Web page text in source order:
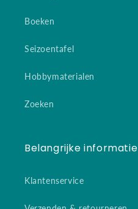
Boeken
Seizoentafel
Hobbymaterialen
Zoeken
Belangrijke informatie
Klantenservice